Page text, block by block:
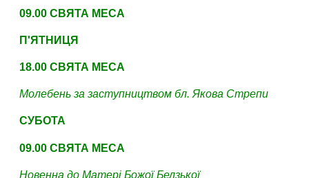
09.00 СВЯТА МЕСА
П'ЯТНИЦЯ
18.00 СВЯТА МЕСА
Молебень за заступництвом бл. Якова Стрепи
СУБОТА
09.00 СВЯТА МЕСА
Новенна до Матері Божої Белзької